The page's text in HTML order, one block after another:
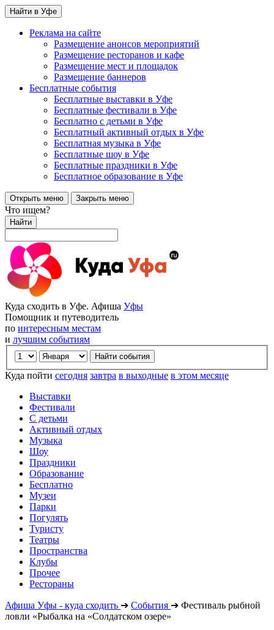
Найти в Уфе
Реклама на сайте
Размещение анонсов мероприятий
Размещение ресторанов и кафе
Размещение мест и площадок
Размещение баннеров
Бесплатные события
Бесплатные выставки в Уфе
Бесплатные фестивали в Уфе
Бесплатно с детьми в Уфе
Бесплатный активный отдых в Уфе
Бесплатная музыка в Уфе
Бесплатные шоу в Уфе
Бесплатные праздники в Уфе
Бесплатное образование в Уфе
Открыть меню Закрыть меню
Что ищем?
Найти
Куда сходить в Уфе. Афиша Уфы
Помощник и путеводитель
по интересным местам
и лучшим событиям
Куда пойти сегодня завтра в выходные в этом месяце
Выставки
Фестивали
С детьми
Активный отдых
Музыка
Шоу
Праздники
Образование
Бесплатно
Музеи
Парки
Погулять
Туристу
Театры
Пространства
Клубы
Прочее
Рестораны
Афиша Уфы - куда сходить ➔ События ➔ Фестиваль рыбной
ловли «Рыбалка на «Солдатском озере»